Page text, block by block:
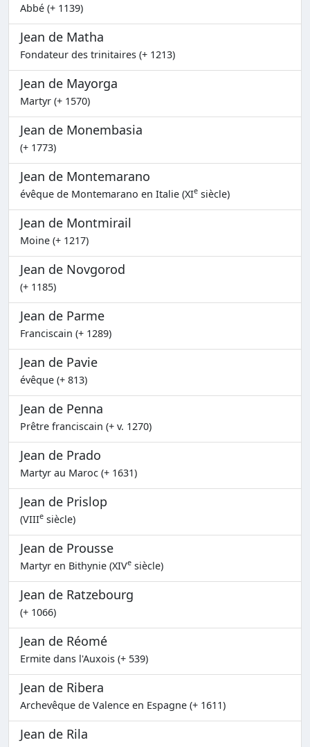
Abbé (+ 1139)
Jean de Matha
Fondateur des trinitaires (+ 1213)
Jean de Mayorga
Martyr (+ 1570)
Jean de Monembasia
(+ 1773)
Jean de Montemarano
évêque de Montemarano en Italie (XIe siècle)
Jean de Montmirail
Moine (+ 1217)
Jean de Novgorod
(+ 1185)
Jean de Parme
Franciscain (+ 1289)
Jean de Pavie
évêque (+ 813)
Jean de Penna
Prêtre franciscain (+ v. 1270)
Jean de Prado
Martyr au Maroc (+ 1631)
Jean de Prislop
(VIIIe siècle)
Jean de Prousse
Martyr en Bithynie (XIVe siècle)
Jean de Ratzebourg
(+ 1066)
Jean de Réomé
Ermite dans l'Auxois (+ 539)
Jean de Ribera
Archevêque de Valence en Espagne (+ 1611)
Jean de Rila